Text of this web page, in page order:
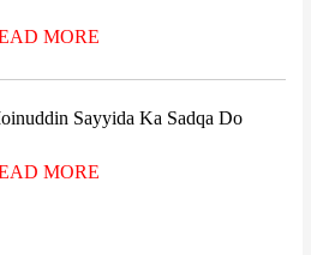
MORE
Sayyida Ka Sadqa Do
MORE